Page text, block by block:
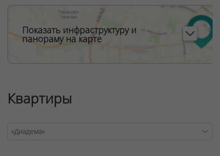
Показать инфраструктуру и
панораму на карте
Квартиры